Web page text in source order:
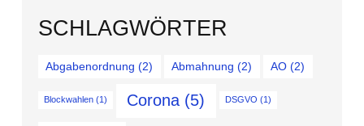
SCHLAGWÖRTER
Abgabenordnung (2) Abmahnung (2) AO (2)
Blockwahlen (1) Corona (5) DSGVO (1)